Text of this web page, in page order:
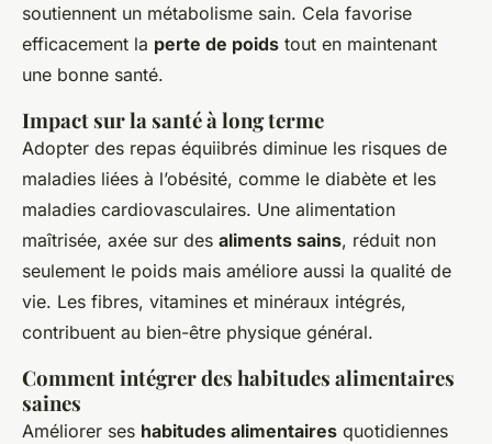
soutiennent un métabolisme sain. Cela favorise
efficacement la perte de poids tout en maintenant
une bonne santé.
Impact sur la santé à long terme
Adopter des repas équiibrés diminue les risques de
maladies liées à l’obésité, comme le diabète et les
maladies cardiovasculaires. Une alimentation
maîtrisée, axée sur des aliments sains, réduit non
seulement le poids mais améliore aussi la qualité de
vie. Les fibres, vitamines et minéraux intégrés,
contribuent au bien-être physique général.
Comment intégrer des habitudes alimentaires
saines
Améliorer ses habitudes alimentaires quotidiennes